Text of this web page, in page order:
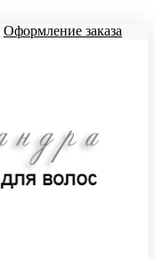
Оформление заказа